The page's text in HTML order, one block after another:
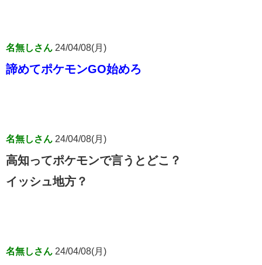
名無しさん 24/04/08(月)
諦めてポケモンGO始めろ
名無しさん 24/04/08(月)
高知ってポケモンで言うとどこ？
イッシュ地方？
名無しさん 24/04/08(月)